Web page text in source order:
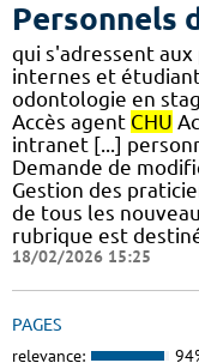
Personnels
qui s'adressent
internes et
odontologie en
Accès agent CHU
intranet [...]
Demande de
Gestion des
de tous les
rubrique est
18/02/2026 15:25
PAGES
relevance: